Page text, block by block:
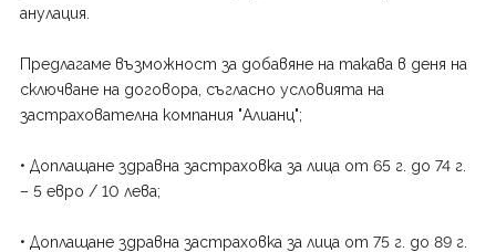
анулация.
Предлагаме възможност за добавяне на такава в деня на
сключване на договора, съгласно условията на
застрахователна компания "Алианц";
• Доплащане здравна застраховка за лица от 65 г. до 74 г.
– 5 евро / 10 лева;
• Доплащане здравна застраховка за лица от 75 г. до 89 г.